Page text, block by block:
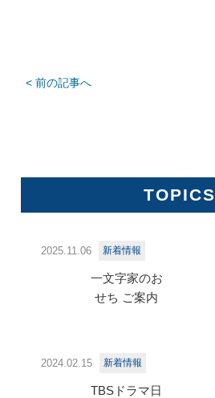
< 前の記事へ
TOPICS
2025.11.06 新着情報
一文字家のお
せち ご案内
2024.02.15 新着情報
TBSドラマ日